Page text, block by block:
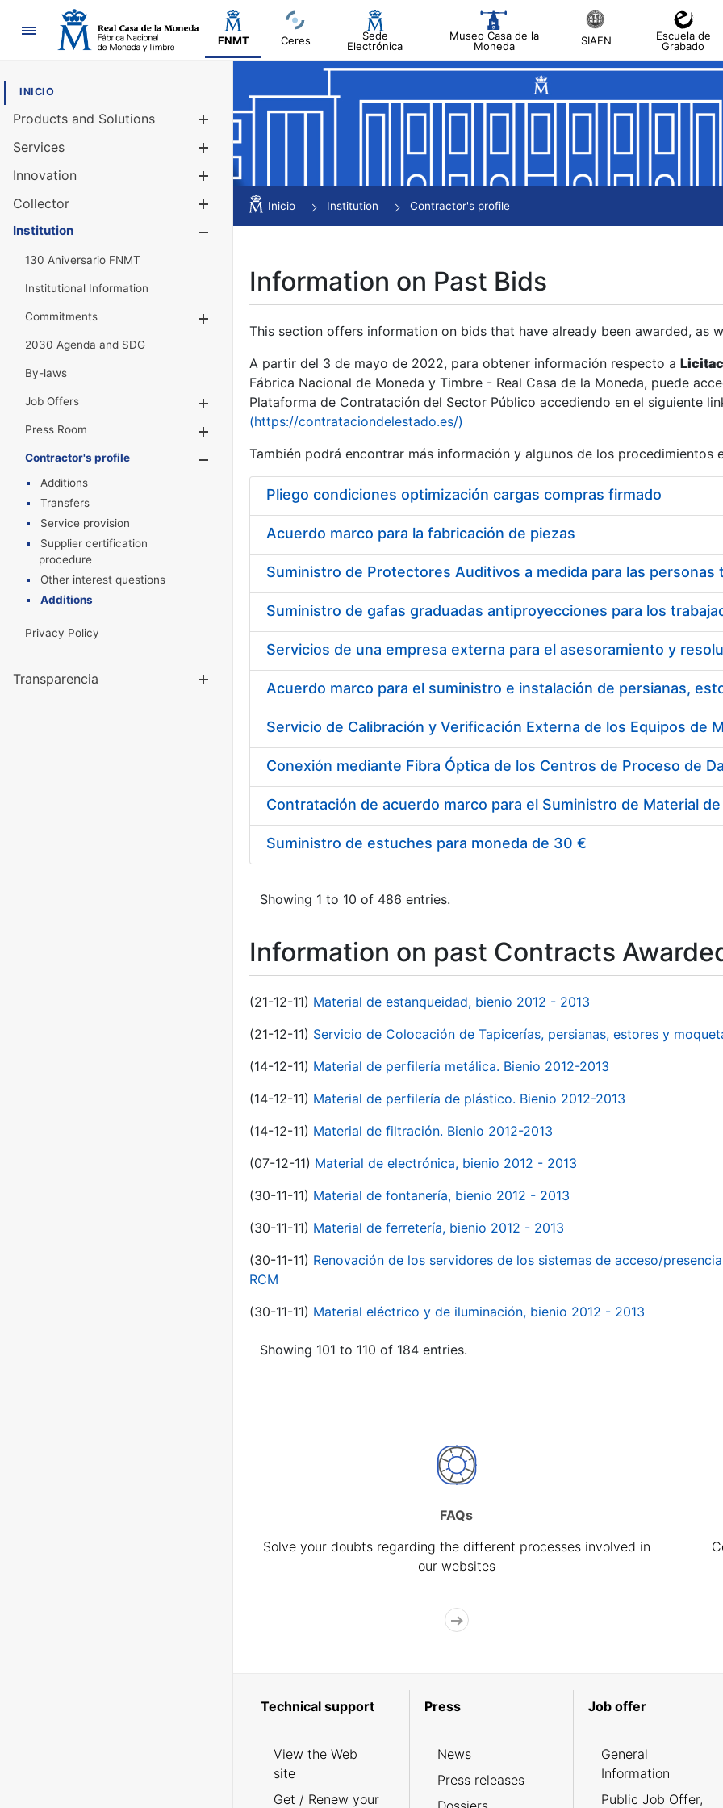
Navigation
FNMT Ceres
Sede
Electrónica
Museo Casa de la
Moneda
SIAEN
Escuela de
Grabado
INICIO
Products and Solutions
Services
Innovation
Collector
Show/Hide
Institution
130 Aniversario FNMT
Institutional Information
Commitments
2030 Agenda and SDG
By-laws
Job Offers
Show/Hide
Press Room
Show/Hide
Contractor's profile
Show/Hide
Additions
Transfers
Service provision
Supplier certification
procedure
Other interest questions
Additions
Privacy Policy
Transparencia Show/Hide
Inicio Institution Contractor's profile
Information on Past Bids
This section offers information on bids that have already been awarded, as
A partir del 3 de mayo de 2022, para obtener información respecto a
Fábrica Nacional de Moneda y Timbre - Real Casa de la Moneda, puede
Plataforma de Contratación del Sector Público accediendo en el siguiente
(https://contrataciondelestado.es/)
También podrá encontrar más información y algunos de los procedimientos
Pliego condiciones optimización cargas compras firmado
Acuerdo marco para la fabricación de piezas
Acuerdo marco para el suministro e instalación de persianas,
Suministro de estuches para moneda de 30 €
Showing 1 to 10 of 486 entries.
Information on past Contracts
(21-12-11) Material de estanqueidad, bienio 2012 - 2013
(21-12-11) Servicio de Colocación de Tapicerías, persianas, estores y
(14-12-11) Material de perfilería metálica. Bienio 2012-2013
(14-12-11) Material de perfilería de plástico. Bienio 2012-2013
(14-12-11) Material de filtración. Bienio 2012-2013
(07-12-11) Material de electrónica, bienio 2012 - 2013
(30-11-11) Material de fontanería, bienio 2012 - 2013
(30-11-11) Material de ferretería, bienio 2012 - 2013
(30-11-11) Renovación de los servidores de los sistemas de acceso/
RCM
(30-11-11) Material eléctrico y de iluminación, bienio 2012 - 2013
Showing 101 to 110 of 184 entries.
FAQs
Solve your doubts regarding the different processes involved in
our websites
Technical support
View the Web
site
Get / Renew your
Press
News
Press releases
Job offer
General
Information
Public Job Offer,